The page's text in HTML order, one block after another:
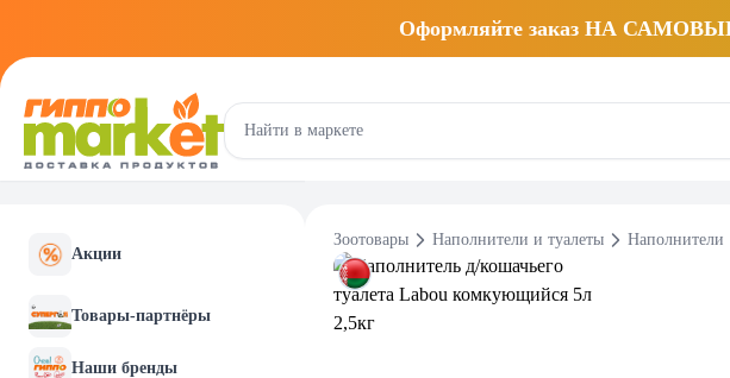
Оформляйте заказ НА
Акции
Товары-партнёры
Наши бренды
Зоотовары Наполнители и туалеты Наполнители